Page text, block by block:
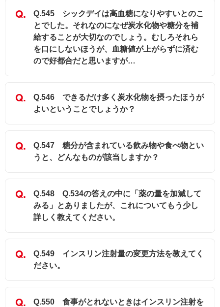
Q.545 シックデイは高血糖になりやすいとのこ
とでした。それなのになぜ炭水化物や糖分を補
給することが大切なのでしょう。むしろそれら
を口にしないほうが、血糖値が上がらずに済む
ので好都合だと思いますが…
Q.546 できるだけ多く炭水化物を摂ったほうが
よいということでしょうか？
Q.547 糖分が含まれている飲み物や食べ物とい
うと、どんなものが該当しますか？
Q.548 Q.534の答えの中に「薬の量を加減して
みる」とありましたが、これについてもう少し
詳しく教えてください。
Q.549 インスリン注射量の変更方法を教えてく
ださい。
Q.550 食事がとれないときはインスリン注射を